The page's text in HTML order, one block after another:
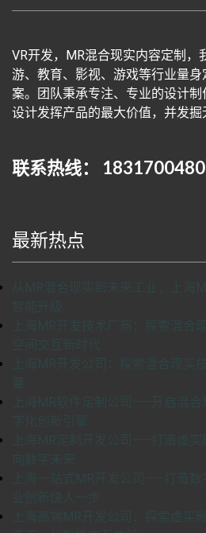
VR开发，MR混合现实内容定制，
游、教育、影视、游戏等行业量
案。团队秉承专注、专业的设计
设计发挥产品的最大价值，并发掘
联系热线：
最新热点